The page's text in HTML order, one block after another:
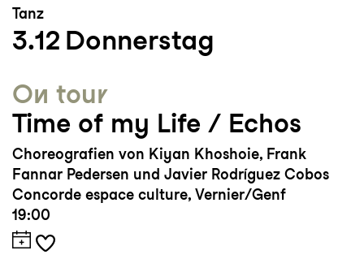
Tanz
3.12 Donnerstag
On tour
Time of my Life / Echos
Choreografien von Kiyan Khoshoie, Frank
Fannar Pedersen und Javier Rodríguez Cobos
Concorde espace culture, Vernier/Genf
19:00